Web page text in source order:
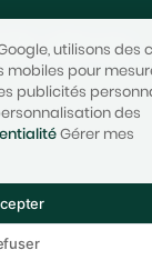
5 - 300+ avis
| Tech &
utilisons des
pour
publicités
des
Gérer mes